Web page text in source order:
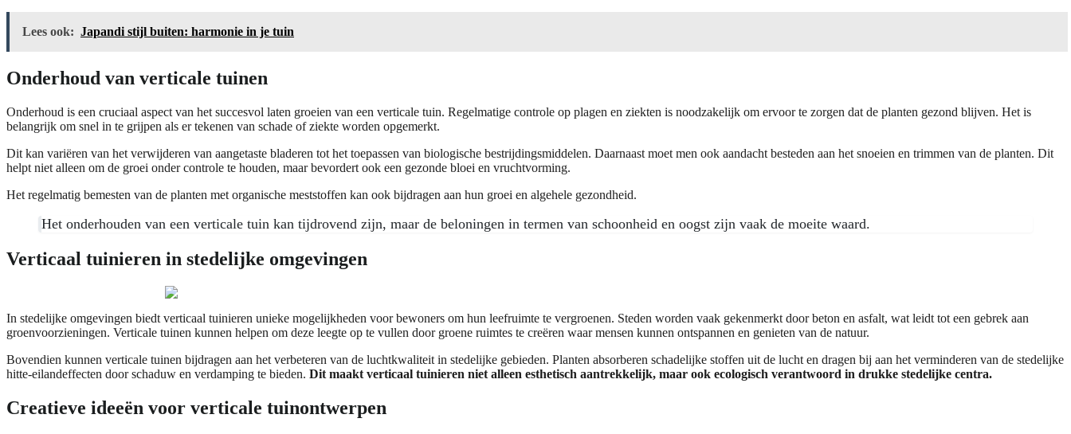
Lees ook: Japandi stijl buiten: harmonie in je tuin
Onderhoud van verticale tuinen
Onderhoud is een cruciaal aspect van het succesvol laten groeien van een verticale tuin. Regelmatige controle op plagen en ziekten is noodzakelijk om ervoor te zorgen dat de planten gezond blijven. Het is
belangrijk om snel in te grijpen als er tekenen van schade of ziekte worden opgemerkt.
Dit kan variëren van het verwijderen van aangetaste bladeren tot het toepassen van biologische bestrijdingsmiddelen. Daarnaast moet men ook aandacht besteden aan het snoeien en trimmen van de planten. Dit
helpt niet alleen om de groei onder controle te houden, maar bevordert ook een gezonde bloei en vruchtvorming.
Het regelmatig bemesten van de planten met organische meststoffen kan ook bijdragen aan hun groei en algehele gezondheid.
Het onderhouden van een verticale tuin kan tijdrovend zijn, maar de beloningen in termen van schoonheid en oogst zijn vaak de moeite waard.
Verticaal tuinieren in stedelijke omgevingen
In stedelijke omgevingen biedt verticaal tuinieren unieke mogelijkheden voor bewoners om hun leefruimte te vergroenen. Steden worden vaak gekenmerkt door beton en asfalt, wat leidt tot een gebrek aan
groenvoorzieningen. Verticale tuinen kunnen helpen om deze leegte op te vullen door groene ruimtes te creëren waar mensen kunnen ontspannen en genieten van de natuur.
Bovendien kunnen verticale tuinen bijdragen aan het verbeteren van de luchtkwaliteit in stedelijke gebieden. Planten absorberen schadelijke stoffen uit de lucht en dragen bij aan het verminderen van de stedelijke
hitte-eilandeffecten door schaduw en verdamping te bieden. Dit maakt verticaal tuinieren niet alleen esthetisch aantrekkelijk, maar ook ecologisch verantwoord in drukke stedelijke centra.
Creatieve ideeën voor verticale tuinontwerpen